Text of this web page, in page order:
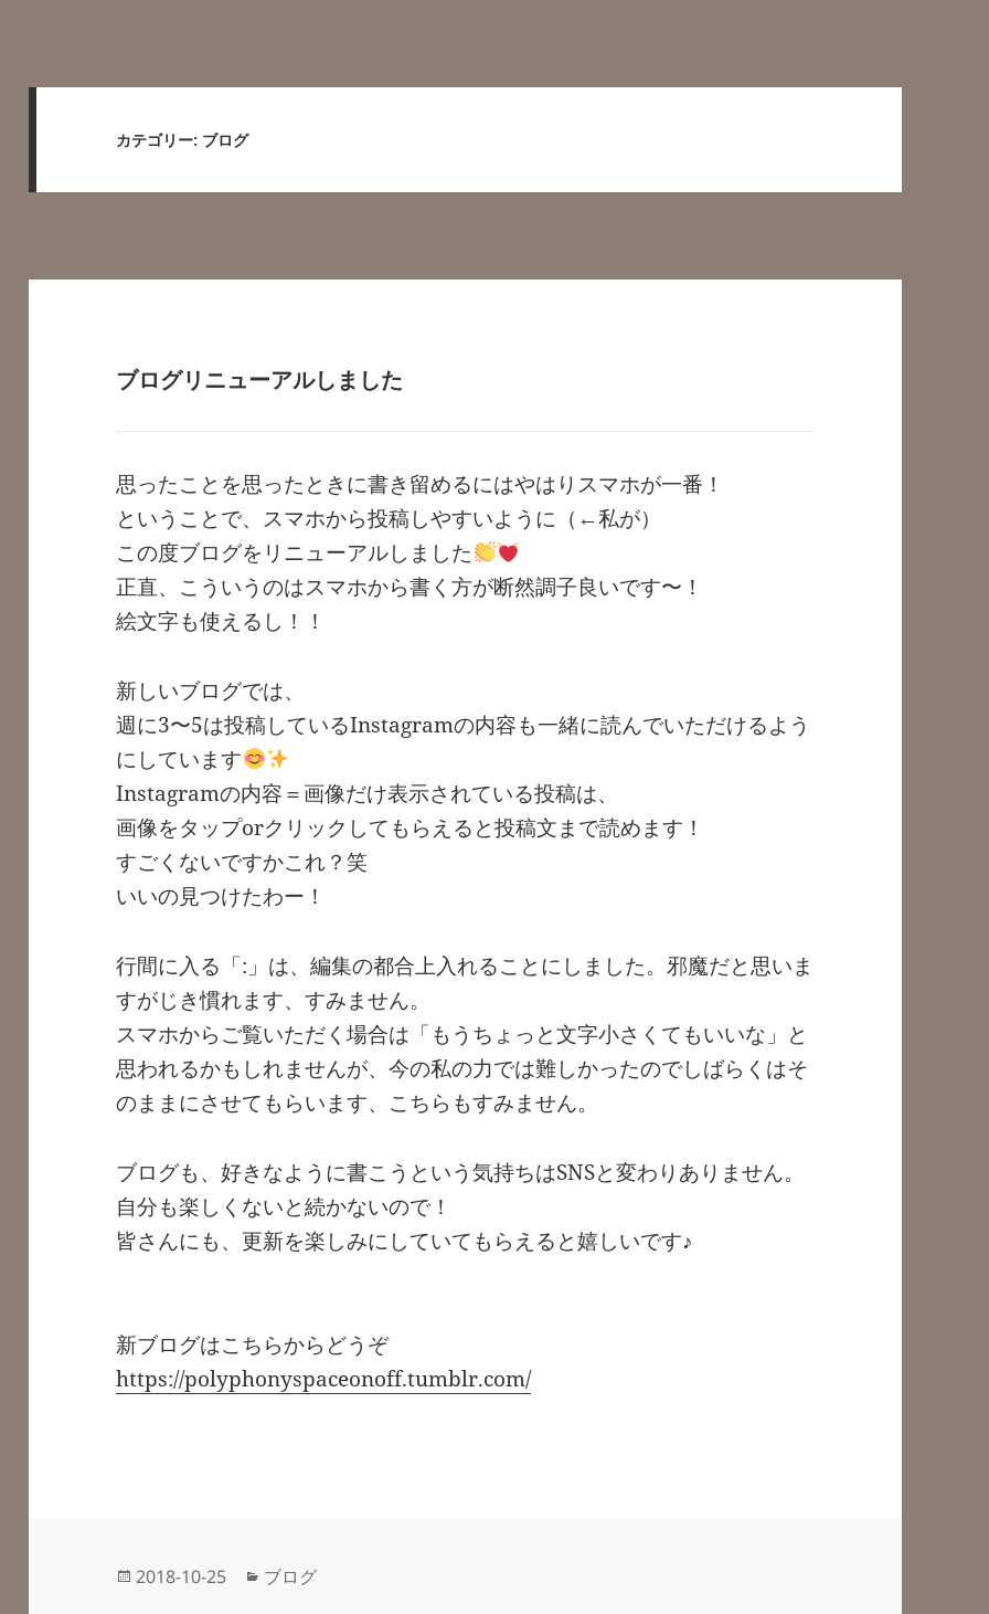
カテゴリー: ブログ
ブログリニューアルしました
思ったことを思ったときに書き留めるにはやはりスマホが一番！
ということで、スマホから投稿しやすいように（←私が）
この度ブログをリニューアルしました
正直、こういうのはスマホから書く方が断然調子良いです〜！
絵文字も使えるし！！
新しいブログでは、
週に3〜5は投稿しているInstagramの内容も一緒に読んでいただけるよう
にしています
Instagramの内容＝画像だけ表示されている投稿は、
画像をタップorクリックしてもらえると投稿文まで読めます！
すごくないですかこれ？笑
いいの見つけたわー！
行間に入る「:」は、編集の都合上入れることにしました。邪魔だと思いま
すがじき慣れます、すみません。
スマホからご覧いただく場合は「もうちょっと文字小さくてもいいな」と
思われるかもしれませんが、今の私の力では難しかったのでしばらくはそ
のままにさせてもらいます、こちらもすみません。
ブログも、好きなように書こうという気持ちはSNSと変わりありません。
自分も楽しくないと続かないので！
皆さんにも、更新を楽しみにしていてもらえると嬉しいです♪
新ブログはこちらからどうぞ
https://polyphonyspaceonoff.tumblr.com/
投
2018-10-25
カ
ブログ